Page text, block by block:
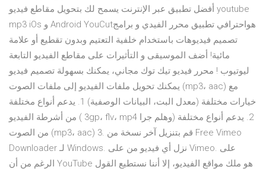
أفضل تطبيق عبر الإنترنت يسمح لك بتحويل مقاطع فيديو youtube
mp3 iOs و Android YouCutهواحترافي تطبيق محرر الفيدي و برامج
تصميم فيديوهات باستخدام خلفية التعتيم وبدون تقطيع أو علامة
مائية! أضف الموسيقى و التأثيرات على مقاطع الفيديو التابعة
ليوتيوب ! محرر فيديو تيك توك مجاني، يمكنك بسهولة تصميم فيديو
يمكنك تحويل ملفات الفيديو إلى ملفات الصوت (mp3، aac) مع
خيارات مختلفة (معدل البت، البيانات الوصفية) 1. يدعم أنواع مختلفة
من أشرطة الفيديو ( 3gp، flv، mp4 وهلم جرا) 2. يدعم أنواع مختلفة
من الصوت (mp3، aac) 3. قم بتنزيل آخر نسخة من Free Vimeo
Downloader لـ Windows. نزل أي فيديو من على Vimeo. على
الرغم من أن YouTube هو ملك مواقع الفيديو، إلا أننا نستطيع القول